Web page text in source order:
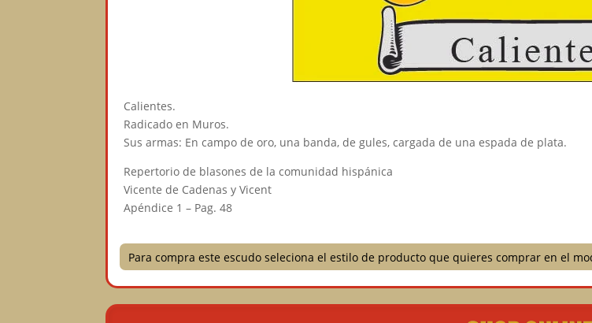
Calientes.
Radicado en Muros.
Sus armas: En campo de oro, una banda, de gules, cargada de una espada de plata.
Repertorio de blasones de la comunidad hispánica
Vicente de Cadenas y Vicent
Apéndice 1 – Pag. 48
Para compra este escudo seleciona el estilo de producto que quieres comprar en el